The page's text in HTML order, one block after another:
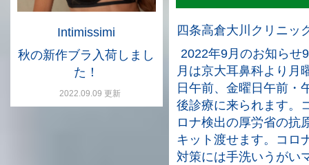
Intimissimi
秋の新作ブラ入荷しまし
た！
2022.09.09 更新
四条高倉大川クリニッ
2022年9月のお知らせ9
月は京大耳鼻科より月
日午前、金曜日午前・
後診療に来られます。
ロナ検出の厚労省の抗
キット渡せます。コロ
対策には手洗いうがい